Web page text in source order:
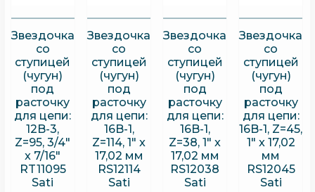
Звездочка
со
ступицей
(чугун)
под
расточку
для цепи:
12B-3,
Z=95, 3/4″
x 7/16″
RT11095
Sati
Звездочка
со
ступицей
(чугун)
под
расточку
для цепи:
16B-1,
Z=114, 1″ x
17,02 мм
RS12114
Sati
Звездочка
со
ступицей
(чугун)
под
расточку
для цепи:
16B-1,
Z=38, 1″ x
17,02 мм
RS12038
Sati
Звездочка
со
ступицей
(чугун)
под
расточку
для цепи:
16B-1, Z=45,
1″ x 17,02
мм
RS12045
Sati